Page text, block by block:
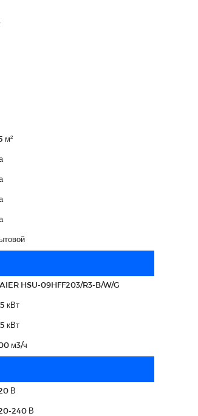
м²
HSU-09HFF203/R3-B/W/G
кВт
кВт
м3/ч
В
240 В